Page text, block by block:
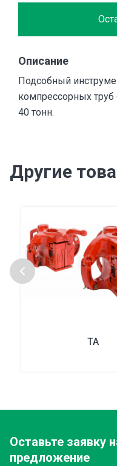
Описание
Подсобный
компрессорных
40 тонн.
Другие
TA
Оставьте заявку
предложение